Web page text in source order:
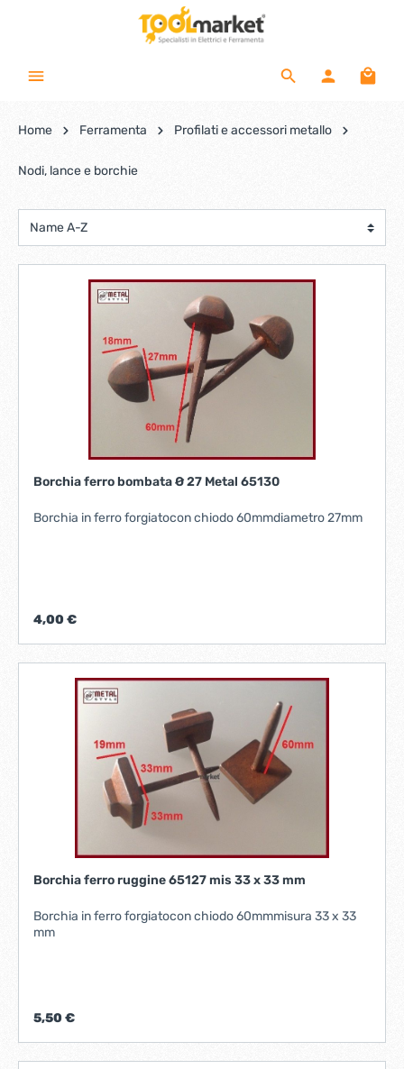
Home Ferramenta Profilati e accessori metallo
Nodi, lance e borchie
Borchia ferro bombata Ø 27 Metal 65130
Borchia in ferro forgiatocon chiodo 60mmdiametro 27mm
4,00 €
Borchia ferro ruggine 65127 mis 33 x 33 mm
Borchia in ferro forgiatocon chiodo 60mmmisura 33 x 33
mm
5,50 €